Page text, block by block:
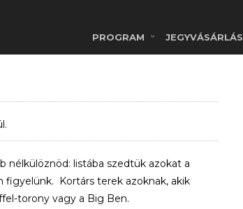
PROGRAM JEGYVÁSÁRLÁS
nélkülöznöd: listába szedtük azokat a
figyelünk. Kortárs terek azoknak, akik
torony vagy a Big Ben.